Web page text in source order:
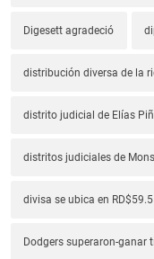
Digesett agradeció
distribución diversa de la
distrito judicial de Elías
distritos judiciales de
divisa se ubica en
Dodgers superaron-ganar